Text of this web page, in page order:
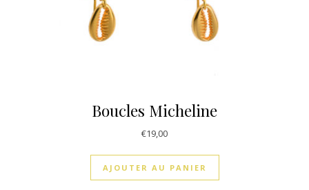
Boucles Micheline
€19,00
AJOUTER AU PANIER